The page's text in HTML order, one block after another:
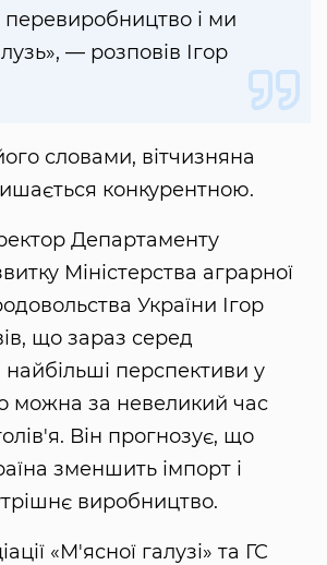
перевиробництво і ми
— розповів Ігор
словами, вітчизняна
конкурентною.
Департаменту
Міністерства аграрної
України Ігор
що зараз серед
перспективи у
можна за невеликий час
Він прогнозує, що
зменшить імпорт і
виробництво.
«М'ясної галузі» та ГС